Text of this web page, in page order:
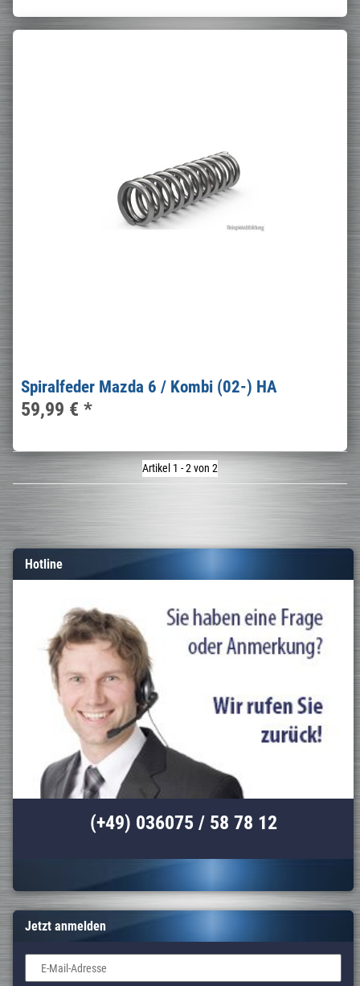
Spiralfeder Mazda 6 / Kombi (02-) HA
59,99 € *
Artikel 1 - 2 von 2
Hotline
(+49) 036075 / 58 78 12
Jetzt anmelden
E-Mail-Adresse